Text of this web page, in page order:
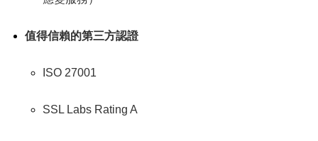
值得信賴的第三方認證
ISO 27001
SSL Labs Rating A